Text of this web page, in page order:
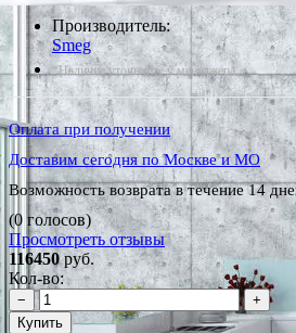
Производитель:
Smeg
*Наличие уточняйте у менеджера
Оплата при получении
Доставим сегодня по Москве и МО
Возможность возврата в течение 14
(0 голосов)
Просмотреть отзывы
116450руб.
Кол-во:
−
+
Купить